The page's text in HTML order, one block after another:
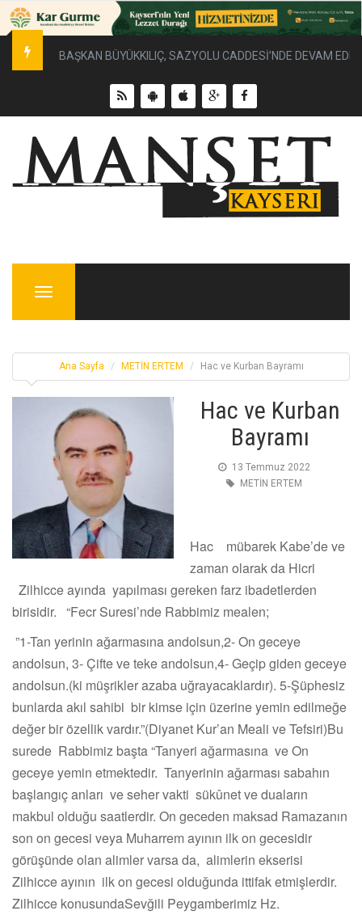
BAŞKAN BÜYÜKKILIÇ, SAZYOLU CADDESİ’NDE DEVAM
Menu
Ana Sayfa METİN ERTEM Hac ve Kurban Bayramı
Hac ve Kurban
Bayramı
13 Temmuz 2022
METİN ERTEM
Hac mübarek Kabe’de ve
zaman olarak da Hicri
Zilhicce ayında yapılması gereken farz ibadetlerden
birisidir. “Fecr Suresi’nde Rabbimiz mealen;
”1-Tan yerinin ağarmasına andolsun,2- On geceye
andolsun, 3- Çifte ve teke andolsun,4- Geçip giden geceye
andolsun.(ki müşrikler azaba uğrayacaklardır). 5-Şüphesiz
bunlarda akıl sahibi bir kimse için üzerine yemin edilmeğe
değer bir özellik vardır.”(Diyanet Kur’an Meali ve Tefsiri)Bu
surede Rabbimiz başta “Tanyeri ağarmasına ve On
geceye yemin etmektedir. Tanyerinin ağarması sabahın
başlangıç anları ve seher vakti sükûnet ve duaların
makbul olduğu saatlerdir. On geceden maksad Ramazanın
son on gecesi veya Muharrem ayının ilk on gecesidir
görüşünde olan alimler varsa da, alimlerin ekserisi
Zilhicce ayının ilk on gecesi olduğunda ittifak etmişlerdir.
Zilhicce konusundaSevğili Peygamberimiz Hz.